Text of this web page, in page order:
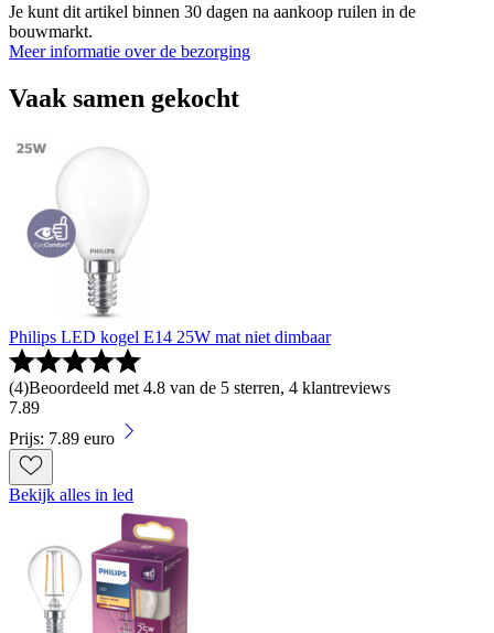
Je kunt dit artikel binnen 30 dagen na aankoop ruilen in de
bouwmarkt.
Meer informatie over de bezorging
Vaak samen gekocht
Philips LED kogel E14 25W mat niet dimbaar
(4)Beoordeeld met 4.8 van de 5 sterren, 4 klantreviews
7.89
Prijs: 7.89 euro
Bekijk alles in led